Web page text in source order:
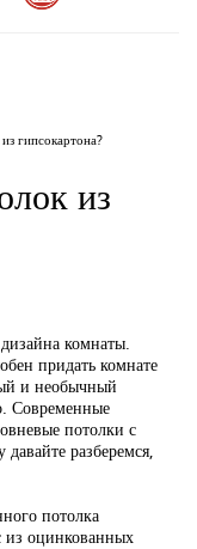
гипсокартона?
из
комнаты.
придать комнате
и необычный
Современные
потолки с
разберемся,
потолка
из оцинкованных